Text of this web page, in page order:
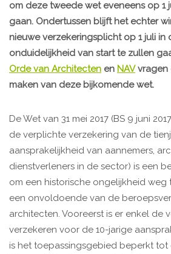
om deze tweede wet eveneens op 1
gaan. Ondertussen blijft het echter
nieuwe verzekeringsplicht op 1 juli in
onduidelijkheid van start te zullen
Orde van Architecten en NAVvragen
maken van deze bijkomende wet.
De Wet van 31 mei 2017 (BS 9 juni
de verplichte verzekering van de
aansprakelijkheid van aannemers,
dienstverleners in de sector) is een
om een historische ongelijkheid weg
een onvoldoende van de
architecten. Vooreerst is er enkel de
verzekeren voor de 10-jarige
is het toepassingsgebied beperkt